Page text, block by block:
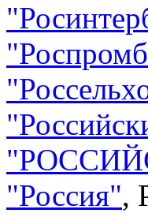
"
"
"
"
"
"Россия",